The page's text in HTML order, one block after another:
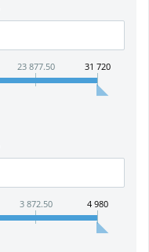
23 877.50 31 720
3 872.50 4 980